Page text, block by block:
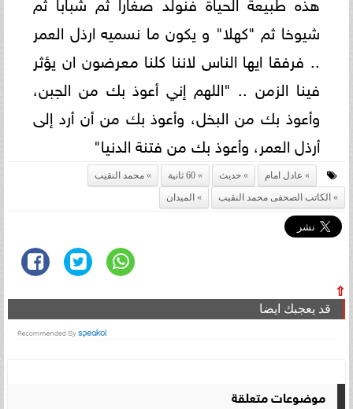
شيوخا ثم "كهلا" و يكون ما نسميه ارذل العمر
.. فرفقا ايها الناس لاننا كلنا معرضون ان يؤثر
فينا الزمن .. "اللهم إني أعوذ بك من الجبن،
وأعوذ بك من البخل، وأعوذ بك من أن أرد إلى
أرذل العمر، وأعوذ بك من فتنة الدنيا"
عادل امام حديث 60 ثانية
محمد النقيب
الكاتب الصحفى محمد النقيب
الميدان
⇧
قد يعجبك ايضا
موضوعات متعلقة